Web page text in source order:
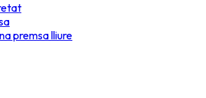
premsa lliure